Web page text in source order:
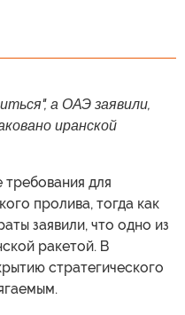
а ОАЭ заявили,
иранской
для
пролива, тогда как
заявили, что одно из
ракетой. В
стратегического